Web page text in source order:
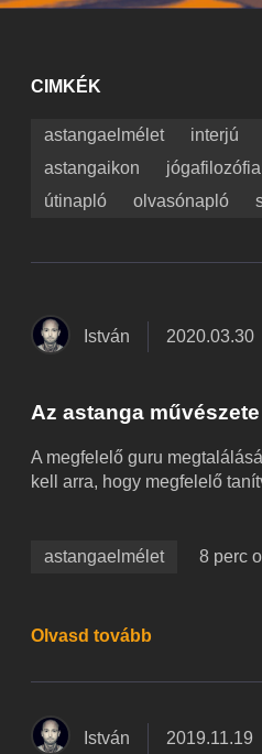
CIMKÉK
astangaelmélet interjú
astangaikon
jógafilozófia
útinapló
olvasónapló
István 2020.03.30
Az astanga művészete
A megfelelő guru
kell arra, hogy megfelelő
astangaelmélet 8 perc
Olvasd tovább
István 2019.11.19